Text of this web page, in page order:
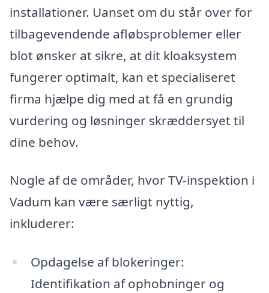
installationer. Uanset om du står over for
tilbagevendende afløbsproblemer eller
blot ønsker at sikre, at dit kloaksystem
fungerer optimalt, kan et specialiseret
firma hjælpe dig med at få en grundig
vurdering og løsninger skræddersyet til
dine behov.
Nogle af de områder, hvor TV-inspektion i
Vadum kan være særligt nyttig,
inkluderer:
Opdagelse af blokeringer:
Identifikation af ophobninger og